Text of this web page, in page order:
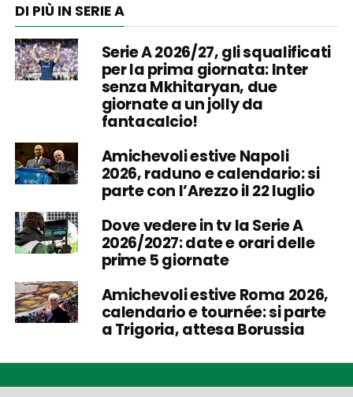
DI PIÙ IN SERIE A
Serie A 2026/27, gli squalificati
per la prima giornata: Inter
senza Mkhitaryan, due
giornate a un jolly da
fantacalcio!
Amichevoli estive Napoli
2026, raduno e calendario: si
parte con l’Arezzo il 22 luglio
Dove vedere in tv la Serie A
2026/2027: date e orari delle
prime 5 giornate
Amichevoli estive Roma 2026,
calendario e tournée: si parte
a Trigoria, attesa Borussia